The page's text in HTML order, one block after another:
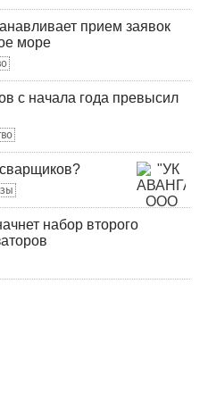
прием заявок
море
с начала года превысил
набор второго